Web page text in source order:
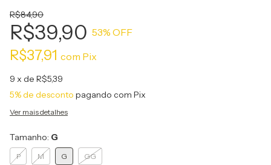
R$84,90
R$39,90 53% OFF
R$37,91 com Pix
9 x de R$5,39
5% de desconto pagando com Pix
Ver mais detalhes
Tamanho: G
P M G GG